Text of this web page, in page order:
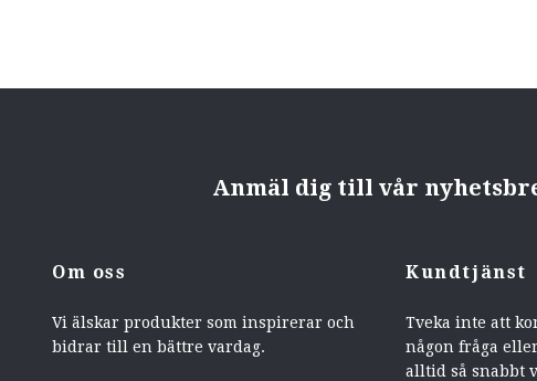
Anmäl dig till vår
Om oss
Vi älskar produkter som inspirerar och
bidrar till en bättre vardag.
Kundtjänst
Tveka inte att
någon fråga
alltid så snabbt